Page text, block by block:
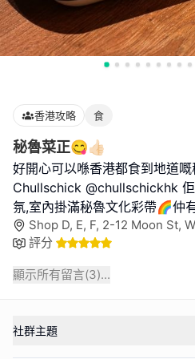
香港攻略 食
秘魯菜正😋👍🏻
好開心可以喺香港都食到地道
Chullschick @chullschickhk
氛,室內掛滿秘魯文化彩帶🌈仲
Shop D, E, F, 2-12 Moon St,
評分
顯示所有留言(3)...
社群主題